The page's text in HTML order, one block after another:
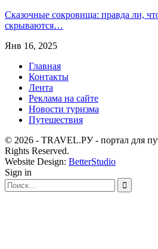
Сказочные сокровища: правда ли,
скрываются…
Янв 16, 2025
Главная
Контакты
Лента
Реклама на сайте
Новости туризма
Путешествия
© 2026 - TRAVEL.РУ - портал для
Rights Reserved.
Website Design: BetterStudio
Sign in